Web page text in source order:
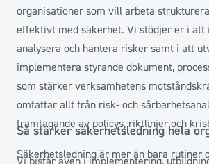
organisationer som vill arbeta
effektivt med säkerhet. Vi stödjer er i att
analysera och hantera risker samt i att
implementera styrande dokument,
som stärker verksamhetens
omfattar allt från risk- och
framtagande av policys, riktlinjer och
Vi bistår även i implementering,
Så stärker säkerhetsledning hela
Säkerhetsledning är mer än bara rutiner